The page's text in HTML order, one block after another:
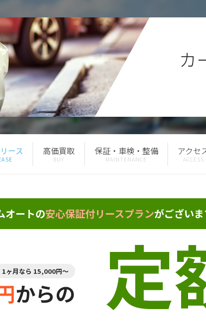
カ
ース 高価買取 保証・車検・整備 アクセ
オートの安心保証付リースプランがござい
1ヶ月なら 15,000円～
からの 定